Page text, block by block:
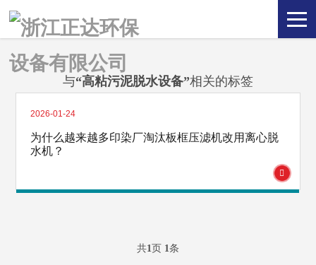
与“高粘污泥脱水设备”相关的标签
2026-01-24
为什么越来越多印染厂淘汰板框压滤机改用离心脱
水机？
共1页 1条